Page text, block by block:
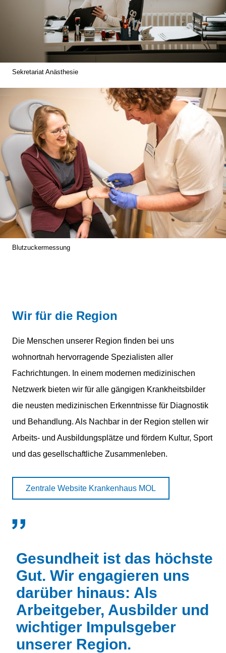
Sekretariat Anästhesie
Blutzuckermessung
Wir für die Region
Die Menschen unserer Region finden bei uns
wohnortnah hervorragende Spezialisten aller
Fachrichtungen. In einem modernen medizinischen
Netzwerk bieten wir für alle gängigen Krankheitsbilder
die neusten medizinischen Erkenntnisse für Diagnostik
und Behandlung. Als Nachbar in der Region stellen wir
Arbeits- und Ausbildungsplätze und fördern Kultur, Sport
und das gesellschaftliche Zusammenleben.
Zentrale Website Krankenhaus MOL
Gesundheit ist das höchste
Gut. Wir engagieren uns
darüber hinaus: Als
Arbeitgeber, Ausbilder und
wichtiger Impulsgeber
unserer Region.